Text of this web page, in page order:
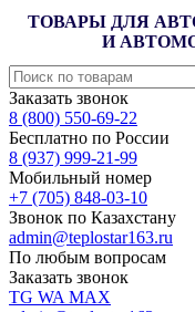
ТОВАРЫ ДЛЯ
И
Заказать звонок
8 (800) 550-69-22
Бесплатно по России
8 (937) 999-21-99
Мобильный номер
+7 (705) 848-03-10
Звонок по Казахстану
admin@teplostar163.ru
По любым вопросам
Заказать звонок
TG WA MAX